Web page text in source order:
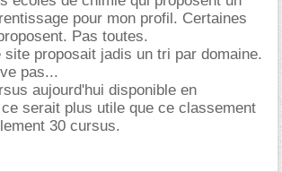
pour mon profil. Certaines
Pas toutes.
site proposait jadis un tri par domaine.
pas...
aujourd'hui disponible en
serait plus utile que ce classement
30 cursus.